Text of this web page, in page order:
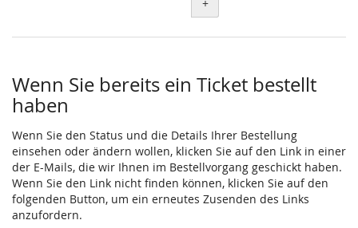
+
Wenn Sie bereits ein Ticket bestellt
haben
Wenn Sie den Status und die Details Ihrer Bestellung
einsehen oder ändern wollen, klicken Sie auf den Link in einer
der E-Mails, die wir Ihnen im Bestellvorgang geschickt haben.
Wenn Sie den Link nicht finden können, klicken Sie auf den
folgenden Button, um ein erneutes Zusenden des Links
anzufordern.